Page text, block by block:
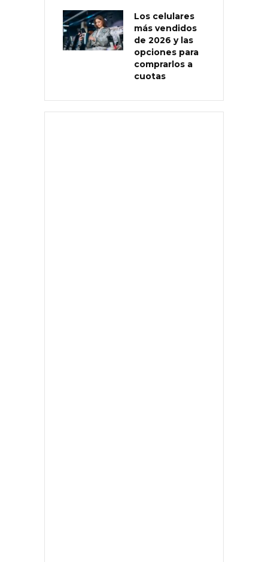
Los celulares
más vendidos
de 2026 y las
opciones para
comprarlos a
cuotas